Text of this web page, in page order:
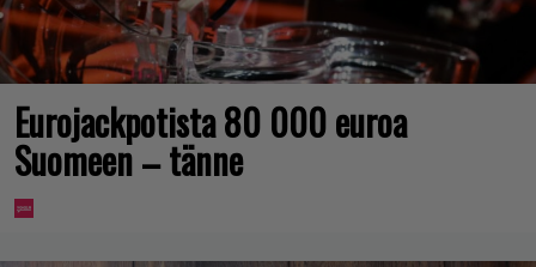
Eurojackpotista 80 000 euroa
Suomeen – tänne